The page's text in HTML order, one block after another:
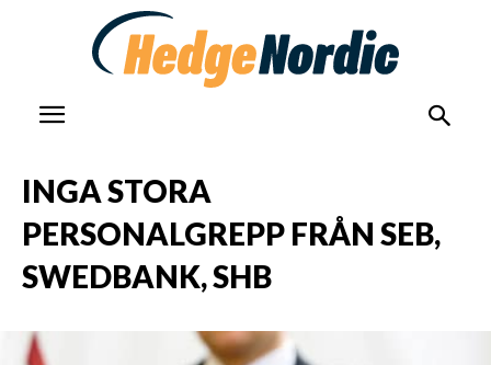
INGA STORA
PERSONALGREPP FRÅN SEB,
SWEDBANK, SHB